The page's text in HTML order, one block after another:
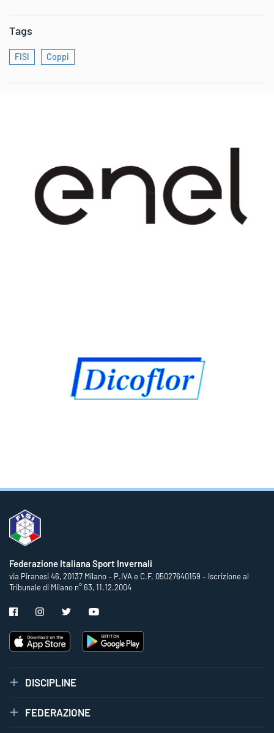
Tags
FISI Coppi
Federazione Italiana Sport Invernali
via Piranesi 46, 20137 Milano – P.IVA e C.F. 05027640159 – Iscrizione al
Tribunale di Milano n° 63, 11.12.2004
DISCIPLINE
FEDERAZIONE